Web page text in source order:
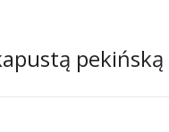
pekińską